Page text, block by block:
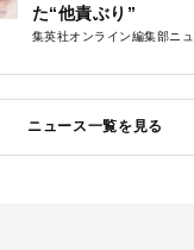
た“他責ぶり”
集英社オンライン編集部ニ
ニュース一覧を見る